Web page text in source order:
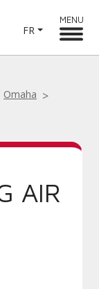
FR
MENU
Omaha
AIR